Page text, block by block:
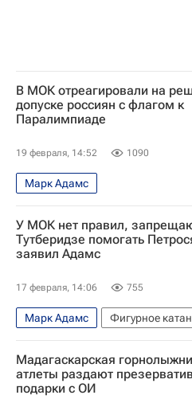
В МОК отреагировали на
допуске россиян с флагом к
Паралимпиаде
19 февраля, 14:52 1090
Марк Адамс
Международный олимпийский
Паралимпийский комитет
Зимние Олимпийские игры 2026
У МОК нет правил,
Тутберидзе помогать
заявил Адамс
17 февраля, 14:06 755
Марк Адамс Фигурное
Этери Тутберидзе
Аделия
Международный олимпийский
Зимние Олимпийские игры 2026
Мадагаскарская
атлеты раздают
подарки с ОИ